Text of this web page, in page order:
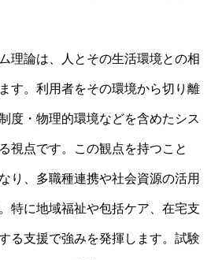
理論は、人とその生活環境との相
す。利用者をその環境から切り離
度・物理的環境などを含めたシス
視点です。この観点を持つこと
り、多職種連携や社会資源の活用
特に地域福祉や包括ケア、在宅支
る支援で強みを発揮します。試験